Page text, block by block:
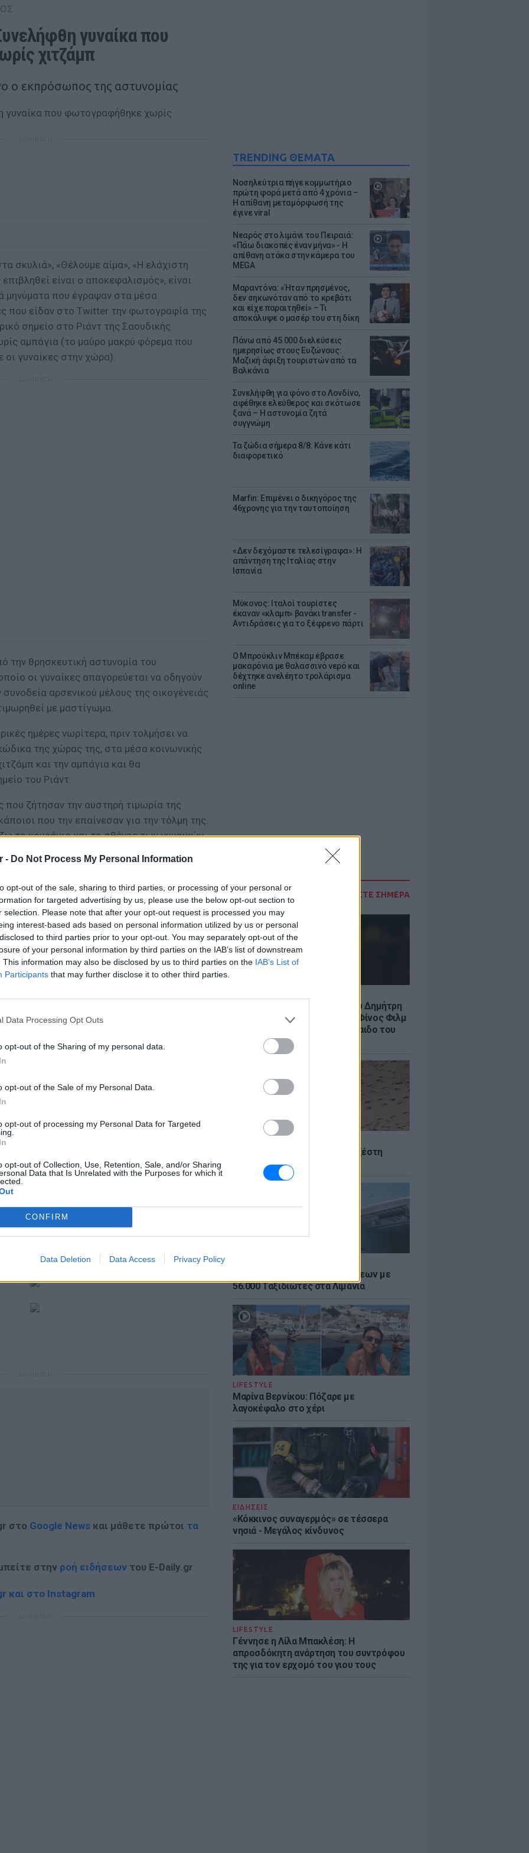
- Do Not Process My Personal Information
opt-out of the sale, sharing to third parties, or processing of your personal or
for targeted advertising by us, please use the below opt-out section to
selection. Please note that after your opt-out request is processed you may
interest-based ads based on personal information utilized by us or personal
to third parties prior to your opt-out. You may separately opt-out of the
of your personal information by third parties on the IAB’s list of downstream
This information may also be disclosed by us to third parties on the IAB’s List of
Participants that may further disclose it to other third parties.
Data Processing Opt Outs
opt-out of the Sharing of my personal data.
opt-out of the Sale of my Personal Data.
opt-out of processing my Personal Data for Targeted
opt-out of Collection, Use, Retention, Sale, and/or Sharing
Data that Is Unrelated with the Purposes for which it
CONFIRM
Data Deletion Data Access Privacy Policy
TRENDING ΘΕΜΑΤΑ
Νοσηλεύτρια πήγε κομμωτήριο
πρώτη φορά μετά από 4 χρόνια –
Η απίθανη μεταμόρφωσή της
έγινε viral
Νεαρός στο λιμάνι του Πειραιά:
«Πάω διακοπές έναν μήνα» - Η
απίθανη ατάκα στην κάμερα του
MEGA
Μαραντόνα: «Ήταν πρησμένος,
δεν σηκωνόταν από το κρεβάτι
και είχε παραιτηθεί» – Τι
αποκάλυψε ο μασέρ του στη δίκη
Πάνω από 45.000 διελεύσεις
ημερησίως στους Ευζώνους:
Μαζική άφιξη τουριστών από τα
Βαλκάνια
Συνελήφθη για φόνο στο Λονδίνο,
αφέθηκε ελεύθερος και σκότωσε
ξανά – Η αστυνομία ζητά
συγγνώμη
Τα ζώδια σήμερα 8/8: Κάνε κάτι
διαφορετικό
Marfin: Επιμένει ο δικηγόρος της
46χρονης για την ταυτοποίηση
«Δεν δεχόμαστε τελεσίγραφα»: Η
απάντηση της Ιταλίας στην
Ισπανία
Μύκονος: Ιταλοί τουρίστες
έκαναν «κλαμπ» βανάκι transfer -
Αντιδράσεις για το ξέφρενο πάρτι
Ο Μπρούκλιν Μπέκαμ έβρασε
μακαρόνια με θαλασσινό νερό και
δέχτηκε ανελέητο τρολάρισμα
online
ΔΙΑΒΑΣΤΕ ΣΗΜΕΡΑ
22 χρόνια από τον θάνατο του Δημήτρη
Παπαμιχαήλ: Η ανάρτηση της Φίνος Φιλμ
για το «γοητευτικό λεβεντόπαιδο του
ελληνικού σινεμά»
Καιρός: Πού θα «χτυπήσει» η ζέστη
Αύγουστος: Ρεκόρ Αναχωρήσεων με
56.000 Ταξιδιώτες στα Λιμάνια
LIFESTYLE
Μαρίνα Βερνίκου: Πόζαρε με
λαγοκέφαλο στο χέρι
ΕΙΔΗΣΕΙΣ
«Κόκκινος συναγερμός» σε τέσσερα
νησιά - Μεγάλος κίνδυνος
LIFESTYLE
Γέννησε η Λίλα Μπακλέση: Η
απροσδόκητη ανάρτηση του συντρόφου
της για τον ερχομό του γιου τους
γυναίκα που
χιτζάμπ
ο εκπρόσωπος της αστυνομίας
σκυλιά», «Θέλουμε αίμα», «Η ελάχιστη
είναι ο αποκεφαλισμός», είναι
μηνύματα που έγραψαν στα μέσα
που είδαν στο Twitter την φωτογραφία της
σημείο στο Ριάντ της Σαουδικής
αμπάγια (το μαύρο μακρύ φόρεμα που
οι γυναίκες στην χώρα).
την θρησκευτική αστυνομία του
οι γυναίκες απαγορεύεται να οδηγούν
αρσενικού μέλους της οικογένειάς
με μαστίγωμα.
ημέρες νωρίτερα, πριν τολμήσει να
της χώρας της, στα μέσα κοινωνικής
και την αμπάγια και θα
του Ριάντ.
ζήτησαν την αυστηρή τιμωρία της
που την επαίνεσαν για την τόλμη της.
το κουράγιο και το σθένος των γυναικών
άλλος ανέφερε: «Ήρθε η ώρα να
των γυναικών που δεν φορούν
ΔΙΑΦΗΜΙΣΗ
Ριαντ δήλωσε για το περιστατικό:
που έβγαλε την αμπάγια στον δρόμο
που είχε ανακοινώσει στα μέσα
μέρες νωρίτερα».
στο Google News και μάθετε πρώτοι τα
στην ροή ειδήσεων του E-Daily.gr
και στο Instagram